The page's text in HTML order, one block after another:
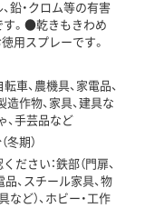
鉛・クロム等の有害
。●乾きもきわめ
用スプレーです。
車、農機具、家電品、
作物、家具、建具な
、手芸品など
期）
さい：鉄部（門扉、
品、スチール家具、物
など）、ホビー・工作